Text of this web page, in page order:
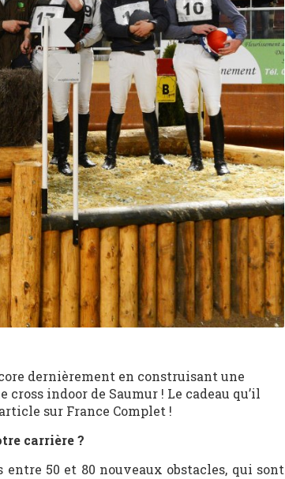
dernièrement en construisant une
indoor de Saumur ! Le cadeau qu’il
sur France Complet !
carrière ?
entre 50 et 80 nouveaux obstacles, qui sont